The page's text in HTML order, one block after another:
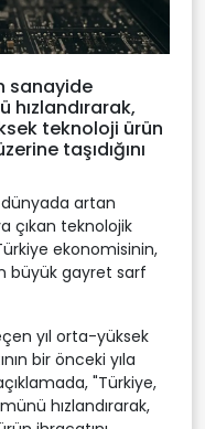
sanayide
hızlandırarak,
teknoloji ürün
taşıdığını
dünyada artan
çıkan teknolojik
ekonomisinin,
büyük gayret sarf
yıl orta-yüksek
bir önceki yıla
"Türkiye,
hızlandırarak,